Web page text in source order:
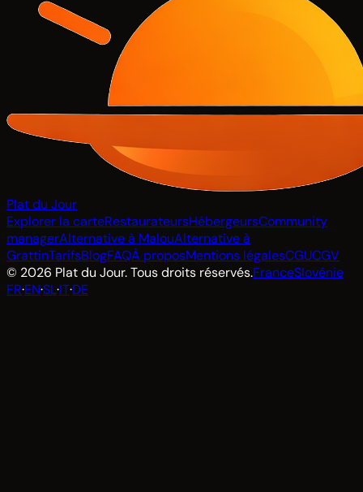
Plat du Jour
Explorer la carteRestaurateursHébergeursCommunity
managerAlternative à MalouAlternative à
GrattinTarifsBlogFAQÀ proposMentions légalesCGUCGV
© 2026 Plat du Jour. Tous droits réservés.FranceSlovénie
FR·EN·SL·IT·DE